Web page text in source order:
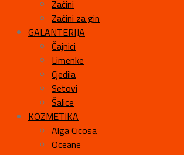
Začini
Začini za gin
GALANTERIJA
Čajnici
Limenke
Cjedila
Setovi
Šalice
KOZMETIKA
Alga Cicosa
Oceane